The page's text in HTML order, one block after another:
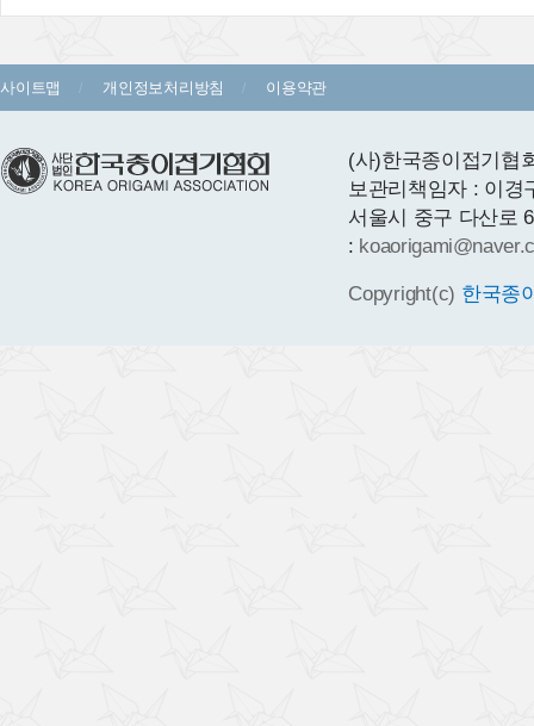
사이트맵 개인정보처리방침 이용약관
(사)한국종이접기
보관리책임자 : 이경
서울시 중구 다산로
:
Copyright(c) 한국종